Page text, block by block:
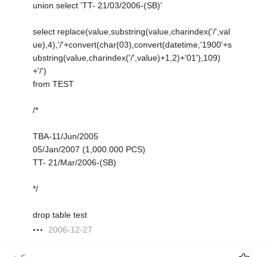
union select 'TT- 21/03/2006-(SB)'
select replace(value,substring(value,charindex('/',val
ue),4),'/'+convert(char(03),convert(datetime,'1900'+s
ubstring(value,charindex('/',value)+1,2)+'01'),109)
+'/')
from TEST
/*
TBA-11/Jun/2005
05/Jan/2007 (1,000.000 PCS)
TT- 21/Mar/2006-(SB)
*/
drop table test
2006-12-27